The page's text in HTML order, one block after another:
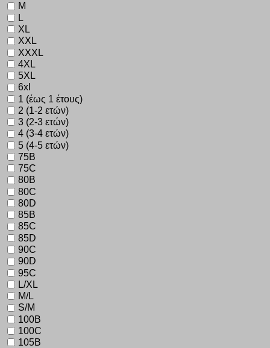
M
L
XL
XXL
XXXL
4XL
5XL
6xl
1 (έως 1 έτους)
2 (1-2 ετών)
3 (2-3 ετών)
4 (3-4 ετών)
5 (4-5 ετών)
75B
75C
80B
80C
80D
85B
85C
85D
90C
90D
95C
L/XL
M/L
S/M
100B
100C
105B